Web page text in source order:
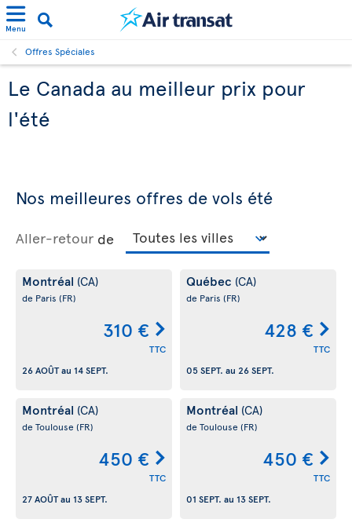
Menu
Offres Spéciales
Le Canada au meilleur prix pour
l'été
Nos meilleures offres de vols été
Aller-retour de
Montréal (CA)
de Paris (FR)
310 €
TTC
26 AOÛTau 14 SEPT.
Québec (CA)
de Paris (FR)
428 €
TTC
05 SEPT. au 26 SEPT.
Montréal (CA)
de Toulouse (FR)
450 €
TTC
27 AOÛTau 13 SEPT.
Montréal (CA)
de Toulouse (FR)
450 €
TTC
01 SEPT. au 13 SEPT.